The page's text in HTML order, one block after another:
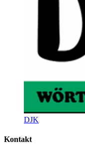
DJK
Kontakt